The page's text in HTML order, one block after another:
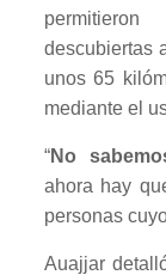
descubiertas
unos 65
mediante el
“No
ahora hay
personas
Auajjar